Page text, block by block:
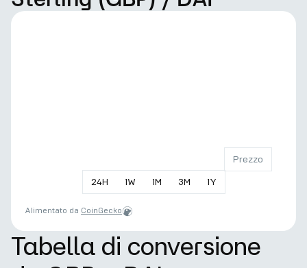
24H 1W 1M 3M 1Y
Prezzo
Alimentato da CoinGecko
Tabella di conversione